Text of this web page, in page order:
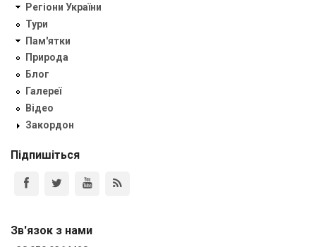
Регіони України
Тури
Пам'ятки
Природа
Блог
Галереї
Відео
Закордон
Підпишіться
Зв'язок з нами